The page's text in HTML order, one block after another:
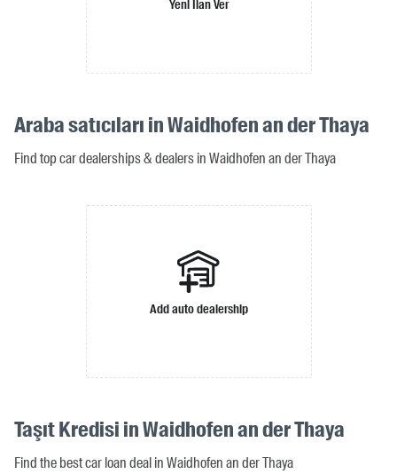
Yeni İlan Ver
Araba satıcıları in Waidhofen an der Thaya
Find top car dealerships & dealers in Waidhofen an der Thaya
Add auto dealership
Taşıt Kredisi in Waidhofen an der Thaya
Find the best car loan deal in Waidhofen an der Thaya